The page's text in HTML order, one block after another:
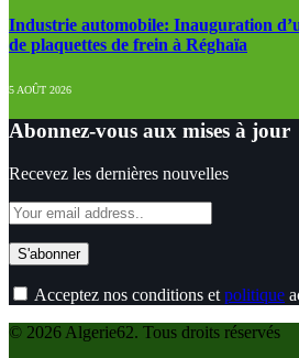
Industrie automobile: Inauguration
de plaquettes de frein à Réghaïa
5 AOÛT 2026
Abonnez-vous aux mises à jour
Recevez les dernières nouvelles
Acceptez nos conditions et politique
© 2026 Algerie62. Tous droits réservés